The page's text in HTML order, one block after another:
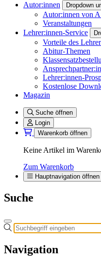
Autor:innen
Dropdown
Autor:innen von
Veranstaltungen
Lehrer:innen-Service
Vorteile des
Abitur-Themen
Lehrer:innen-
Kostenlose
Magazin
Suche öffnen
Login
Warenkorb öffnen
Keine Artikel im
Zum Warenkorb
Hauptnavigation öffnen
Suche
Navigation